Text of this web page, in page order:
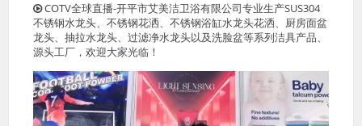
COTV全球直播-开平市艾美洁卫浴有限公司专业生产SUS304
不锈钢水龙头、不锈钢花洒、不锈钢浴缸水龙头花洒、厨房面盆
龙头、抽拉水龙头、过滤净水龙头以及洗脸盆等系列洁具产品、
源头工厂，欢迎大家光临！